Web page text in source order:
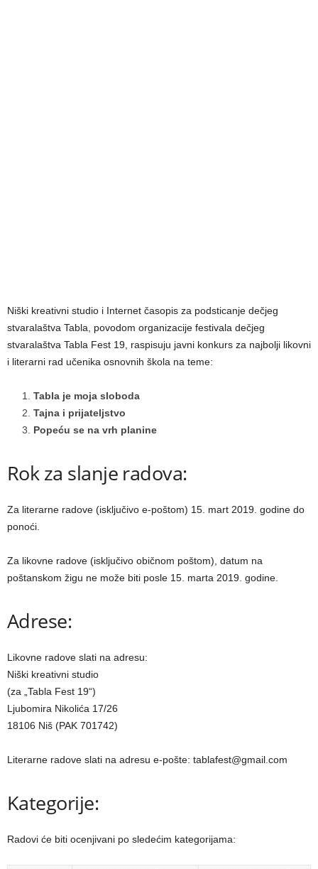
Niški kreativni studio i Internet časopis za podsticanje dečjeg
stvaralaštva Tabla, povodom organizacije festivala dečjeg
stvaralaštva Tabla Fest 19, raspisuju javni konkurs za najbolјi likovni
i literarni rad učenika osnovnih škola na teme:
Tabla je moja sloboda
2. Tajna i prijatelјstvo
3. Popeću se na vrh planine
Rok za slanje radova:
Za literarne radove (isklјučivo e-poštom) 15. mart 2019. godine do
ponoći.
Za likovne radove (isklјučivo običnom poštom), datum na
poštanskom žigu ne može biti posle 15. marta 2019. godine.
Adrese:
Likovne radove slati na adresu:
Niški kreativni studio
(za „Tabla Fest 19“)
Ljubomira Nikolića 17/26
18106 Niš (PAK 701742)
Literarne radove slati na adresu e-pošte: tablafest@gmail.com
Kategorije:
Radovi će biti ocenjivani po sledećim kategorijama: